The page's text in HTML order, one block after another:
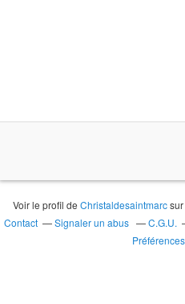
Voir le profil deChristaldesaintmarc
Contact
Signaler un abus C.G.U.